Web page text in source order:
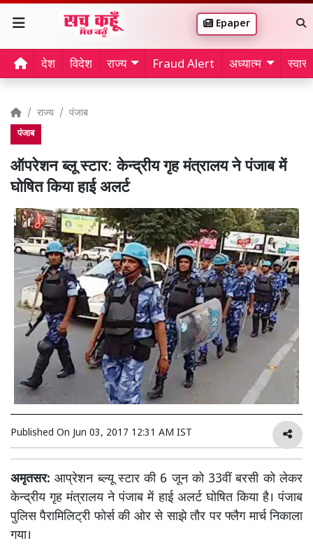
Epaper
देश विदेश राज्य Fraud Alert अध्यात्म
राज्य पंजाब
पंजाब
ऑपरेशन ब्लू स्टार: केन्द्रीय गृह मंत्रालय ने पंजाब में
घोषित किया हाई अलर्ट
Published On Jun 03, 2017 12:31 AM IST
अमृतसर:आप्रेशन ब्ल्यू स्टार की 6 जून को 33वीं बरसी को लेकर
केन्द्रीय गृह मंत्रालय ने पंजाब में हाई अलर्ट घोषित किया है। पंजाब
पुलिस पैरामिलिट्री फोर्स की ओर से साझे तौर पर फ्लैग मार्च निकाला
गया।